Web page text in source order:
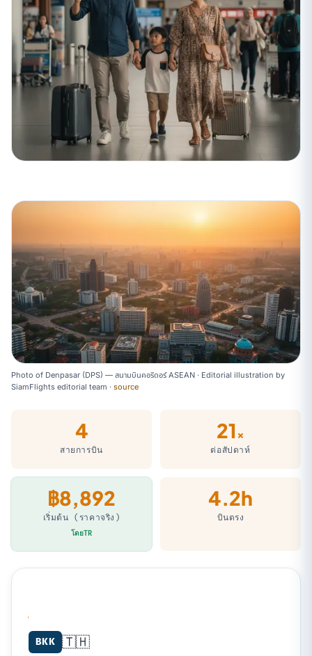
Photo of Denpasar (DPS) — สนามบินคอริดอร์ ASEAN · Editorial illustration by
SiamFlights editorial team · source
4
สายการบิน
21×
ต่อสัปดาห์
฿8,892
เริ่มต้น (ราคาจริง)
โดยTR
4.2h
บินตรง
Bangkok (BKK) → Denpasar (Bali) (DPS)
BKK 🇹🇭